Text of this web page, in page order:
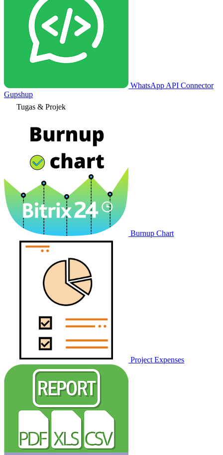
WhatsApp API Connector
Gupshup
Tugas & Projek
Burnup Chart
Project Expenses